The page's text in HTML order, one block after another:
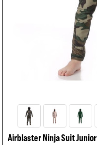
Airblaster Ninja Suit Junior